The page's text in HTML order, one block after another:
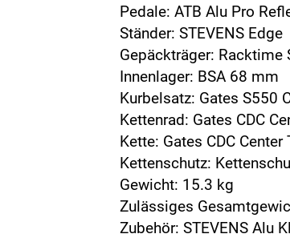
Pedale: ATB Alu Pro
Ständer: STEVENS Edge
Gepäckträger: Racktime
Innenlager: BSA 68 mm
Kurbelsatz: Gates S550
Kettenrad: Gates CDC
Kette: Gates CDC
Kettenschutz:
Gewicht: 15.3 kg
Zulässiges
Zubehör: STEVENS Alu